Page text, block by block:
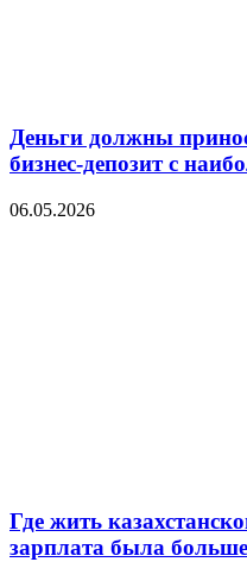
Деньги должны
бизнес-депозит с
06.05.2026
Где жить
зарплата была